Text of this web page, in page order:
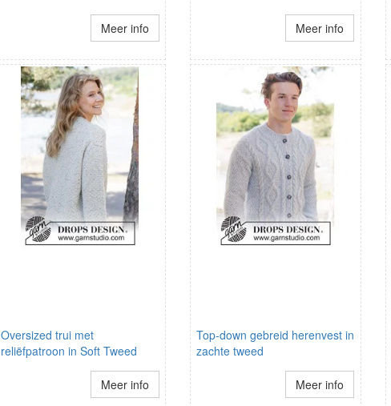
Meer info Meer info
Oversized trui met
reliëfpatroon in Soft Tweed
Meer info
Top-down gebreid herenvest in
zachte tweed
Meer info